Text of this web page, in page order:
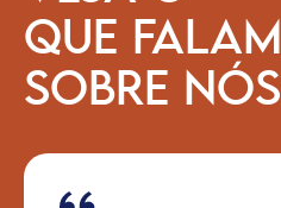
QUE FALAM
SOBRE NÓS